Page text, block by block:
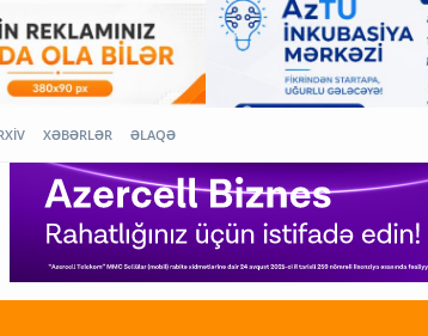
XƏBƏRLƏR ƏLAQƏ